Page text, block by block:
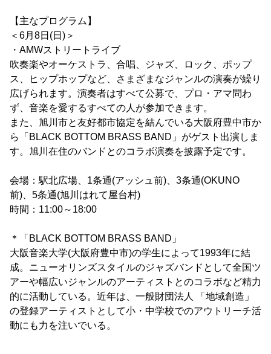
【主なプログラム】
＜6月8日(日)＞
・AMWストリートライブ
吹奏楽やオーケストラ、合唱、ジャズ、ロック、ポップ
ス、ヒップホップなど、さまざまなジャンルの演奏が繰り
広げられます。演奏者はすべて公募で、プロ・アマ問わ
ず、音楽を愛するすべての人が参加できます。
また、旭川市と友好都市協定を結んでいる大阪府豊中市か
ら「BLACK BOTTOM BRASS BAND」がゲスト出演しま
す。旭川在住のバンドとのコラボ演奏を披露予定です。
会場：駅北広場、1条通(アッシュ前)、3条通(OKUNO
前)、5条通(旭川はれて屋台村)
時間：11:00～18:00
＊「BLACK BOTTOM BRASS BAND」
大阪音楽大学(大阪府豊中市)の学生によって1993年に結
成。ニューオリンズスタイルのジャズバンドとして全国ツ
アーや幅広いジャンルのアーティストとのコラボなど精力
的に活動している。近年は、一般財団法人 「地域創造」
の登録アーティストとして小・中学校でのアウトリーチ活
動にも力を注いでいる。